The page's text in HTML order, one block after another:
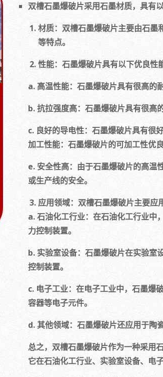
双槽石墨爆破片采用石墨材质，具有
材质：双槽石墨爆破片主要由石墨
等特点。
性能：石墨爆破片具有以下优良性
a. 高温性能：石墨爆破片具有很高的
b. 抗拉强度高：石墨爆破片具有很高
c. 良好的导电性：石墨爆破片具有很
加工性能：石墨爆破片的可加工性优
e. 安全性高：由于石墨爆破片的高温
或生产线的安全。
应用领域：双槽石墨爆破片主要应
a. 石油化工行业：在石油化工行业中
力控制装置。
b. 实验室设备：石墨爆破片在实验室
控制装置。
c. 电子工业：在电子工业中，石墨爆
容器等电子元件。
d. 其他领域：石墨爆破片还应用于陶
总之，双槽石墨爆破片作为一种采用
它在石油化工行业、实验室设备、电